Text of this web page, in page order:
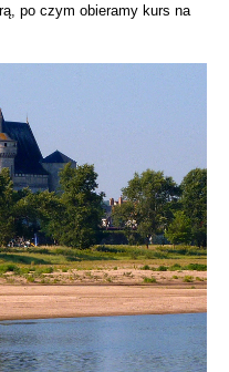
po czym obieramy kurs na